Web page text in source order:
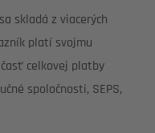
skladá z viacerých
platí svojmu
celkovej platby
spoločnosti, SEPS,